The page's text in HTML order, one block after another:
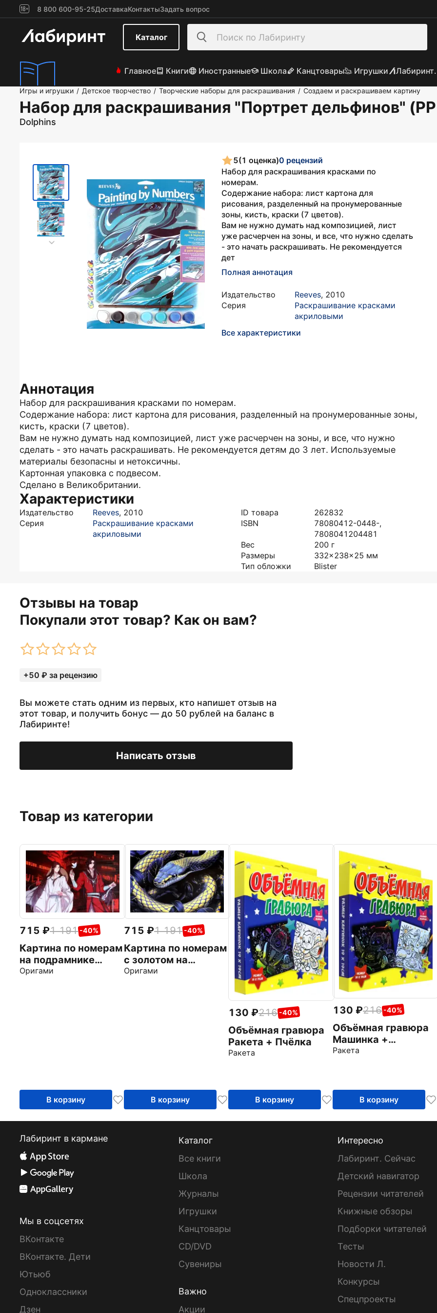
8 800 600-95-25ДоставкаКонтактыЗадать вопрос
Каталог
Главное Книги Иностранные Школа Канцтовары Игрушки
Игры и игрушки / Детское творчество / Творческие наборы для раскрашивания / Создаем и раскрашиваем картину
Набор для раскрашивания "Портрет дельфинов"
Dolphins
5(1 оценка)0 рецензий
Набор для раскрашивания красками по
номерам.
Содержание набора: лист картона для
рисования, разделенный на пронумерованные
зоны, кисть, краски (7 цветов).
Вам не нужно думать над композицией, лист
уже расчерчен на зоны, и все, что нужно сделать
- это начать раскрашивать. Не рекомендуется
дет
Полная аннотация
Издательство Reeves, 2010
Серия
Раскрашивание красками
акриловыми
Все характеристики
Аннотация
Набор для раскрашивания красками по номерам.
Содержание набора: лист картона для рисования, разделенный на пронумерованные зоны,
кисть, краски (7 цветов).
Вам не нужно думать над композицией, лист уже расчерчен на зоны, и все, что нужно
сделать - это начать раскрашивать. Не рекомендуется детям до 3 лет. Используемые
материалы безопасны и нетоксичны.
Картонная упаковка с подвесом.
Сделано в Великобритании.
Характеристики
Издательство Reeves, 2010
Серия
Раскрашивание красками
акриловыми
ID товара
262832
ISBN
78080412-0448-,
7808041204481
Вес
200 г
Размеры
332x238x25 мм
Тип обложки
Blister
Отзывы на товар
Покупали этот товар? Как он вам?
+50 ₽ за рецензию
Вы можете стать одним из первых, кто напишет отзыв на
этот товар, и получить бонус — до 50 рублей на баланс в
Лабиринте!
Написать отзыв
Товар из категории
715 1 191 -40%
Картина по номерам
на подрамнике
Благословение
Оригами
В корзину
715 1 191 -40%
Картина по номерам
с золотом на
подрамнике Символ
Оригами
В корзину
130 216 -40%
Объёмная гравюра
Ракета + Пчёлка
Ракета
В корзину
130 216 -40%
Объёмная гравюра
Машинка +
Фламинго
Ракета
В корзину
Лабиринт в кармане
Мы в соцсетях
ВКонтакте
ВКонтакте. Дети
Ютьюб
Одноклассники
Дзен
Каталог
Все книги
Школа
Журналы
Игрушки
Канцтовары
CD/DVD
Сувениры
Важно
Акции
Интересно
Лабиринт. Сейчас
Детский навигатор
Рецензии читателей
Книжные обзоры
Подборки читателей
Тесты
Новости Л.
Конкурсы
Спецпроекты